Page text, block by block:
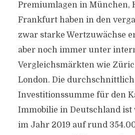
Premiumlagen in München,
Frankfurt haben in den
zwar starke Wertzuwächse
aber noch immer unter
Vergleichsmärkten wie
London. Die
Investitionssumme für den
Immobilie in Deutschland ist
im Jahr 2019 auf rund